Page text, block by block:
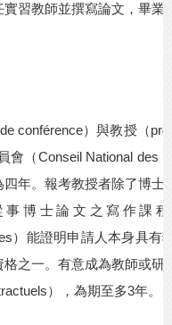
習教師並撰寫論文，畢業
conférence）與教授（
會（Conseil National des
年。報考教授者除了博士
博士論文之寫作課
）能證明申請人本身具有
之一。有意成為教師或研
），為期至多3年。